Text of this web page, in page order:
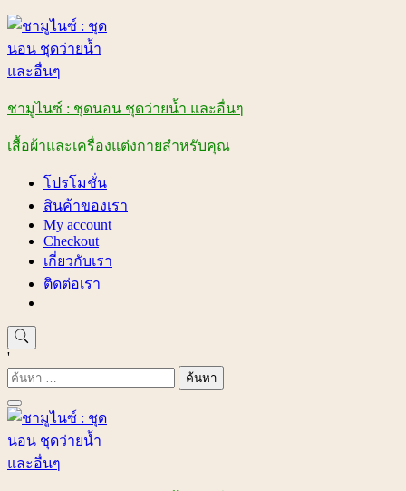
Skip
content
ชามูไนซ์ : ชุดนอน ชุดว่ายน้ำ และอื่นๆ
เสื้อผ้าและเครื่องแต่งกายสำหรับคุณ
โปรโมชั่น
สินค้าของเรา
My account
Checkout
เกี่ยวกับเรา
ติดต่อเรา
'
ค้นหา
สำหรับ: